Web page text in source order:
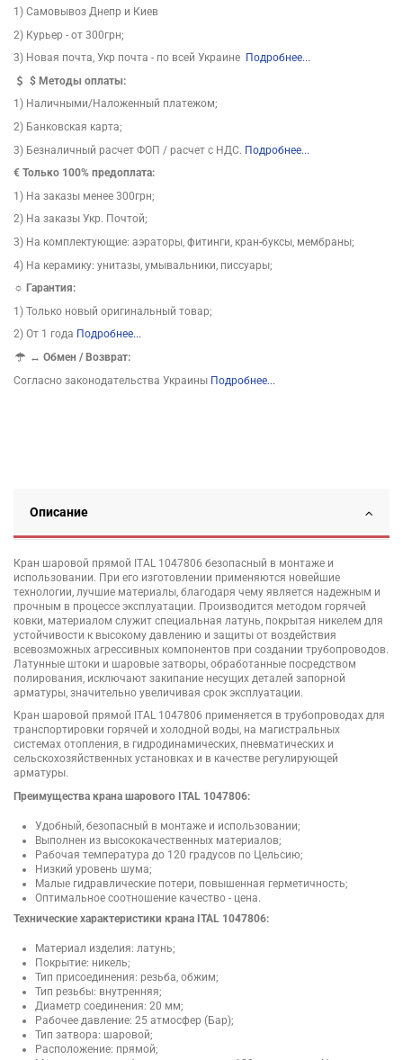
1) Самовывоз Днепр и Киев
2) Курьер - от 300грн;
3) Новая почта, Укр почта - по всей Украине Подробнее...
$Методы оплаты:
1) Наличными/Наложенный платежом;
2) Банковская карта;
3) Безналичный расчет ФОП / расчет с НДС. Подробнее...
€ Только 100% предоплата:
1) На заказы менее 300грн;
2) На заказы Укр. Почтой;
3) На комплектующие: аэраторы, фитинги, кран-буксы, мембраны;
4) На керамику: унитазы, умывальники, писсуары;
☼ Гарантия:
1) Только новый оригинальный товар;
2) От 1 года Подробнее...
↔Обмен / Возврат:
Согласно законодательства Украины Подробнее...
Описание
Кран шаровой прямой ITAL 1047806 безопасный в монтаже и
использовании. При его изготовлении применяются новейшие
технологии, лучшие материалы, благодаря чему является надежным и
прочным в процессе эксплуатации. Производится методом горячей
ковки, материалом служит специальная латунь, покрытая никелем для
устойчивости к высокому давлению и защиты от воздействия
всевозможных агрессивных компонентов при создании трубопроводов.
Латунные штоки и шаровые затворы, обработанные посредством
полирования, исключают закипание несущих деталей запорной
арматуры, значительно увеличивая срок эксплуатации.
Кран шаровой прямой ITAL 1047806 применяется в трубопроводах для
транспортировки горячей и холодной воды, на магистральных
системах отопления, в гидродинамических, пневматических и
сельскохозяйственных установках и в качестве регулирующей
арматуры.
Преимущества крана шарового ITAL 1047806:
Удобный, безопасный в монтаже и использовании;
Выполнен из высококачественных материалов;
Рабочая температура до 120 градусов по Цельсию;
Низкий уровень шума;
Малые гидравлические потери, повышенная герметичность;
Оптимальное соотношение качество - цена.
Технические характеристики крана ITAL 1047806:
Материал изделия: латунь;
Покрытие: никель;
Тип присоединения: резьба, обжим;
Тип резьбы: внутренняя;
Диаметр соединения: 20 мм;
Рабочее давление: 25 атмосфер (Бар);
Тип затвора: шаровой;
Расположение: прямой;